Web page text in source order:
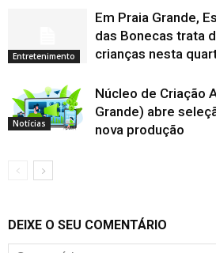
Entretenimento
Em Praia Grande,
das Bonecas trata
crianças nesta
Notícias
Núcleo de Criação
Grande) abre
nova produção
DEIXE O SEU COMENTÁRIO